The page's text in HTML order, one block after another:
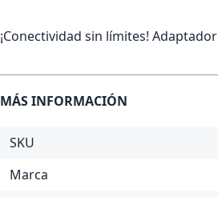
¡Conectividad sin límites!
MÁS INFORMACIÓN
SKU
Marca